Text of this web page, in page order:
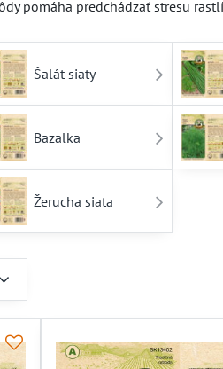
pomáha predchádzať stresu
Šalát siaty
Bazalka
Žerucha siata